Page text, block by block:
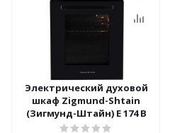
Электрический духовой
шкаф Zigmund-Shtain
(Зигмунд-Штайн) E 174 B